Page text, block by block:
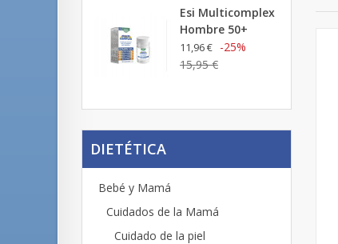
Esi Multicomplex
Hombre 50+
11,96 € -25%
15,95 €
DIETÉTICA
Bebé y Mamá
Cuidados de la Mamá
Cuidado de la piel